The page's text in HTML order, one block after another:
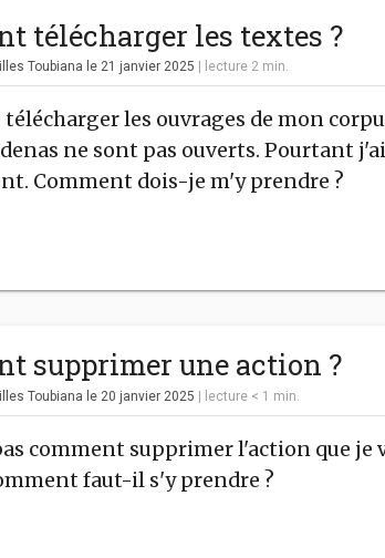
télécharger les textes ?
Toubiana le 21 janvier 2025 lecture 2 min.
télécharger les ouvrages de mon
ne sont pas ouverts. Pourtant
Comment dois-je m'y prendre ?
supprimer une action ?
Toubiana le 20 janvier 2025 | lecture < 1 min.
comment supprimer l'action que je
faut-il s'y prendre ?